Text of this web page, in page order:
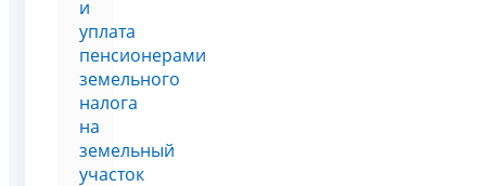
и
уплата
пенсионерами
земельного
налога
на
земельный
участок